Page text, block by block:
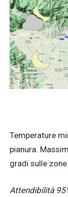
Temperature
pianura.
gradi sulle
Attendibilità